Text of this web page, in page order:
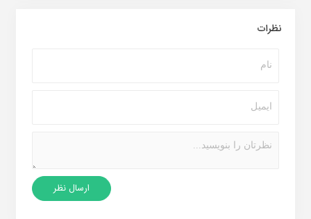
نظرات